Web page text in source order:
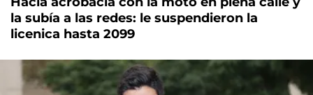
la subía a las redes: le suspendieron la
licenica hasta 2099